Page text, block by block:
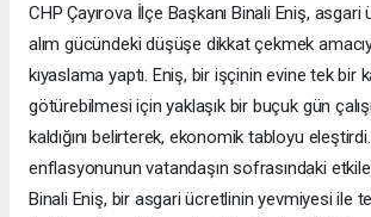
CHP Çayırova İlçe Başkanı Binali Eniş, asgari
alım gücündeki düşüşe dikkat çekmek
kıyaslama yaptı. Eniş, bir işçinin evine tek bir
götürebilmesi için yaklaşık bir buçuk gün
kaldığını belirterek, ekonomik tabloyu eleştirdi.
enflasyonunun vatandaşın sofrasındaki
Binali Eniş, bir asgari ücretlinin yevmiyesi ile